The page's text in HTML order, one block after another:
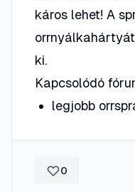
káros lehet! A
ki.
Kapcsolódó
legjobb
0